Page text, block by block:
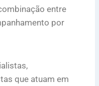
entre
por
que atuam em